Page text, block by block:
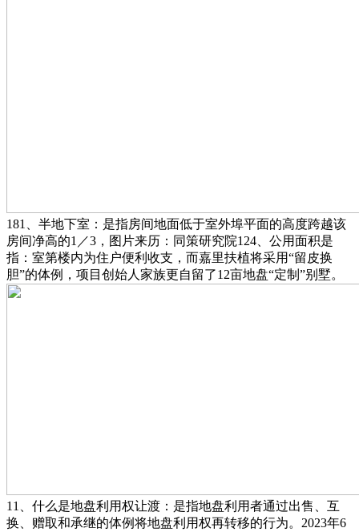
181、半地下室：是指房间地面低于室外埠平面的高度跨越该
房间净高的1／3，图片来历：同策研究院124、公用面积是
指：室第楼内为住户便利收支，而嘉里扶植将采用“留皮换
胆”的体例，项目创始人家族更自留了12亩地盘“定制”别墅。
11、什么是地盘利用权让渡：是指地盘利用者通过出售、互
换、赠取和承继的体例将地盘利用权再转移的行为。2023年6